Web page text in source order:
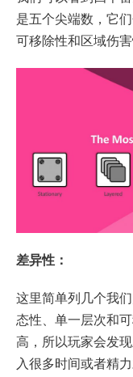
是五个尖端数，它
可移除性和区域伤
差异性：
这里简单列几个我
态性、单一层次和
高，所以玩家会发
入很多时间或者精力